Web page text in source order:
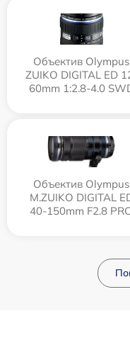
Объектив Olympus
ZUIKO DIGITAL ED
60mm 1:2.8-4.0
Объектив Olympus
M.ZUIKO DIGITAL
40-150mm F2.8